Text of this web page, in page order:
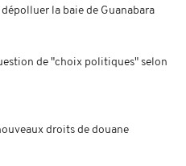
la baie de Guanabara
de "choix politiques" selon
droits de douane